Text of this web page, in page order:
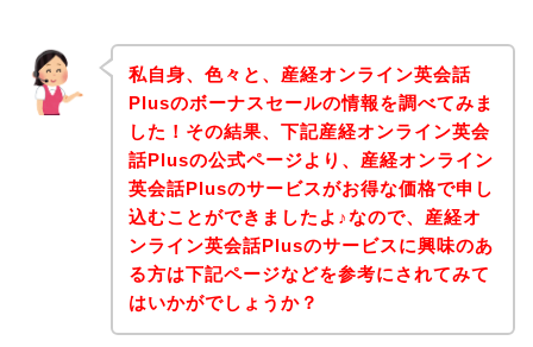
私自身、色々と、産経オンライン英会話
Plusのボーナスセールの情報を調べてみま
した！その結果、下記産経オンライン英会
話Plusの公式ページより、産経オンライン
英会話Plusのサービスがお得な価格で申し
込むことができましたよ♪なので、産経オ
ンライン英会話Plusのサービスに興味のあ
る方は下記ページなどを参考にされてみて
はいかがでしょうか？